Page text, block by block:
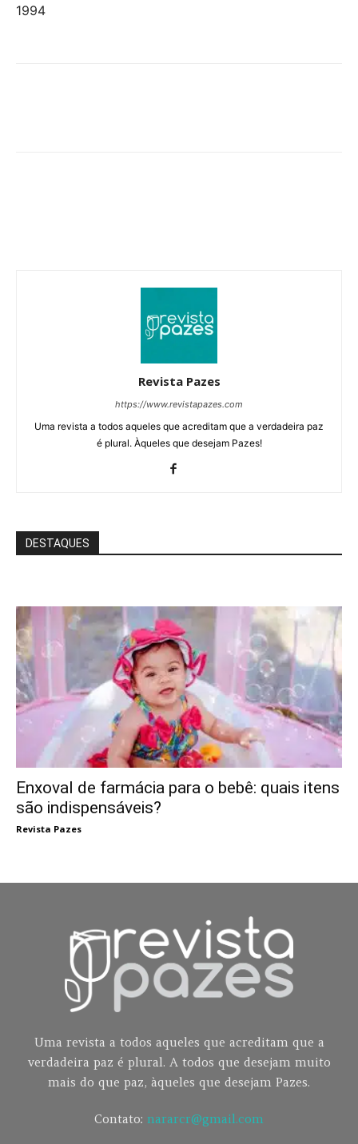
1994
Revista Pazes
https://www.revistapazes.com
Uma revista a todos aqueles que acreditam que a verdadeira paz
é plural. Àqueles que desejam Pazes!
DESTAQUES
Enxoval de farmácia para o bebê: quais itens
são indispensáveis?
Revista Pazes
Uma revista a todos aqueles que acreditam que a
verdadeira paz é plural. A todos que desejam muito
mais do que paz, àqueles que desejam Pazes.
Contato: nararcr@gmail.com